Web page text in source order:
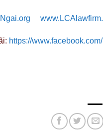
https://